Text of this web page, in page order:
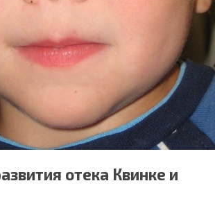
отека Квинке и